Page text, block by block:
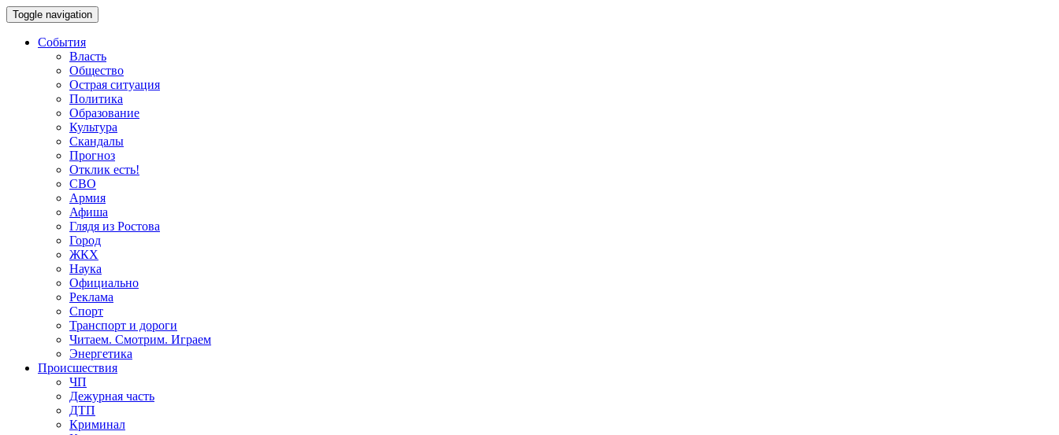
Toggle navigation
События
Власть
Общество
Острая ситуация
Политика
Образование
Культура
Скандалы
Прогноз
Отклик есть!
СВО
Армия
Афиша
Глядя из Ростова
Город
ЖКХ
Наука
Официально
Реклама
Спорт
Транспорт и дороги
Читаем. Смотрим. Играем
Энергетика
Происшествия
ЧП
Дежурная часть
ДТП
Криминал